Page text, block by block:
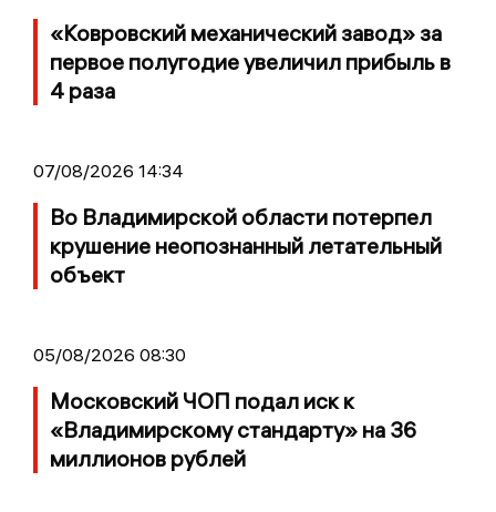
«Ковровский механический завод» за
первое полугодие увеличил прибыль в
4 раза
07/08/2026 14:34
Во Владимирской области потерпел
крушение неопознанный летательный
объект
05/08/2026 08:30
Московский ЧОП подал иск к
«Владимирскому стандарту» на 36
миллионов рублей